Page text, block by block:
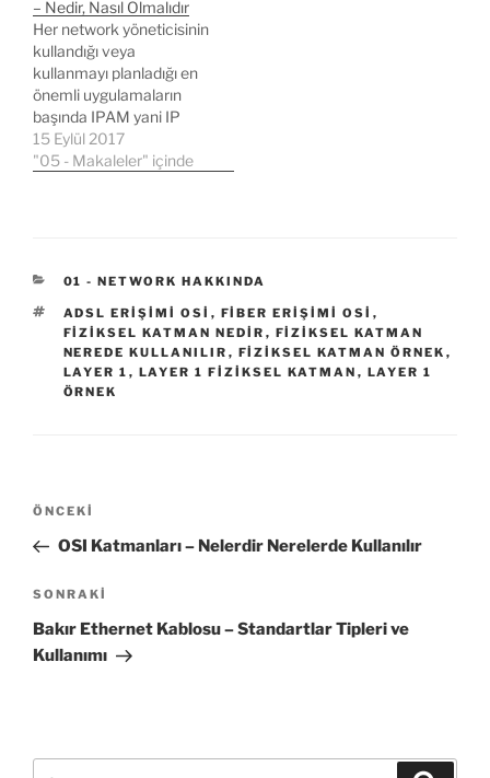
– Nedir, Nasıl Olmalıdır
Her network yöneticisinin
kullandığı veya
kullanmayı planladığı en
önemli uygulamaların
başında IPAM yani IP
adres yönetimi yazılımı
gelmektedir. Mevcutta
gerçektir. Excel'in
anlaşılır olduğundan bir
çok network yöneticisi
ekstra bir tool kullanımına
gerek olmadığını
düşünmektedir.…
15 Eylül 2017
"05 - Makaleler" içinde
KATEGORILER
01 - NETWORK HAKKINDA
ETIKETLER
ADSL ERIŞIMI OSI , FIBER ERIŞIMI OSI ,
FIZIKSEL KATMAN NEDIR , FIZIKSEL KATMAN
NEREDE KULLANILIR , FIZIKSEL KATMAN ÖRNEK ,
LAYER 1 , LAYER 1 FIZIKSEL KATMAN , LAYER 1
ÖRNEK
Yazı
Önceki
Yazı
ÖNCEKI
OSI Katmanları – Nelerdir Nerelerde Kullanılır
Sonraki
Yazı
SONRAKI
Bakır Ethernet Kablosu – Standartlar Tipleri ve
Kullanımı